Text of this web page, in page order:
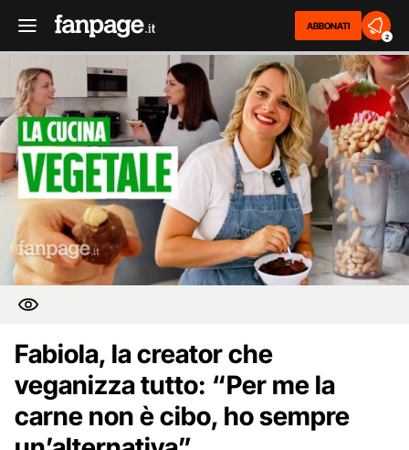
ABBONATI
2
Fabiola, la creator che
veganizza tutto: “Per me la
carne non è cibo, ho sempre